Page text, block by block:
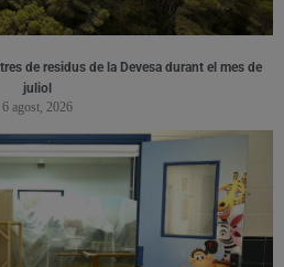
de residus de la Devesa durant el mes de
juliol
6 agost, 2026